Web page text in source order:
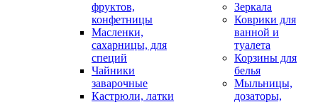
фруктов,
конфетницы
Масленки,
сахарницы, для
специй
Чайники
заварочные
Кастрюли, латки
Зеркала
Коврики для
ванной и
туалета
Корзины для
белья
Мыльницы,
дозаторы,